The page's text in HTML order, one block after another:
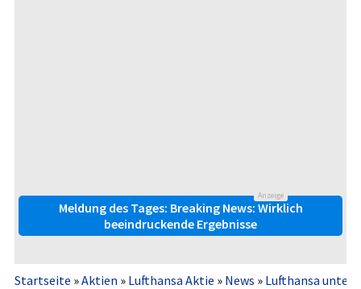
Anzeige
Meldung des Tages: Breaking News: Wirklich
beeindruckende Ergebnisse
Startseite »Aktien » Lufthansa Aktie » News » Lufthansa unter